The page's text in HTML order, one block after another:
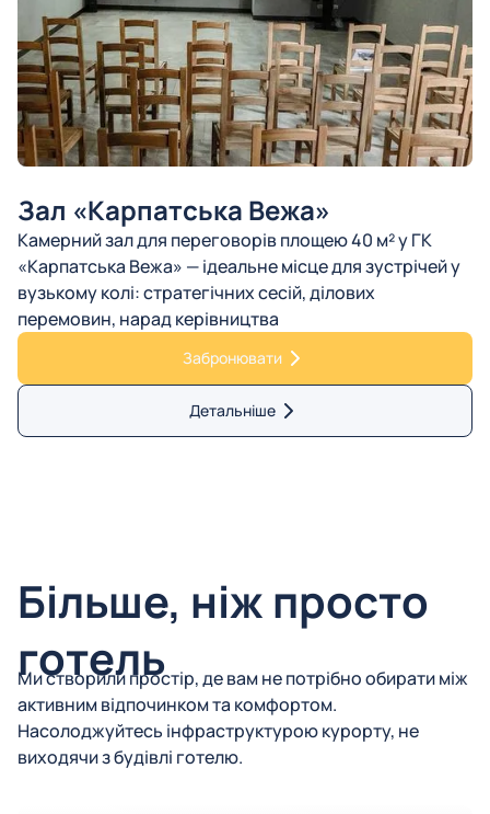
Зал «Карпатська Вежа»
Камерний зал для переговорів площею 40 м² у ГК
«Карпатська Вежа» — ідеальне місце для зустрічей у
вузькому колі: стратегічних сесій, ділових
перемовин, нарад керівництва
Забронювати
Детальніше
Більше, ніж просто
готель
Ми створили простір, де вам не потрібно обирати між
активним відпочинком та комфортом.
Насолоджуйтесь інфраструктурою курорту, не
виходячи з будівлі готелю.